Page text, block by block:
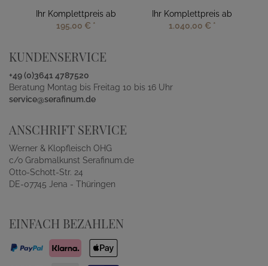
Ihr Komplettpreis ab
195,00 € *
Ihr Komplettpreis ab
1.040,00 € *
KUNDENSERVICE
+49 (0)3641 4787520
Beratung Montag bis Freitag 10 bis 16 Uhr
service@serafinum.de
ANSCHRIFT SERVICE
Werner & Klopfleisch OHG
c/o Grabmalkunst Serafinum.de
Otto-Schott-Str. 24
DE-07745 Jena - Thüringen
EINFACH BEZAHLEN